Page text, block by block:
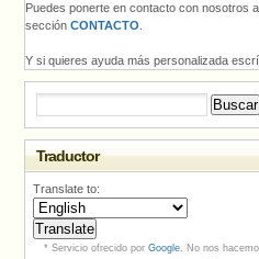
Puedes ponerte en contacto con nosotros
sección CONTACTO
Y si quieres ayuda más personalizada
Traductor
Translate to:
* Servicio ofrecido por Google. No nos